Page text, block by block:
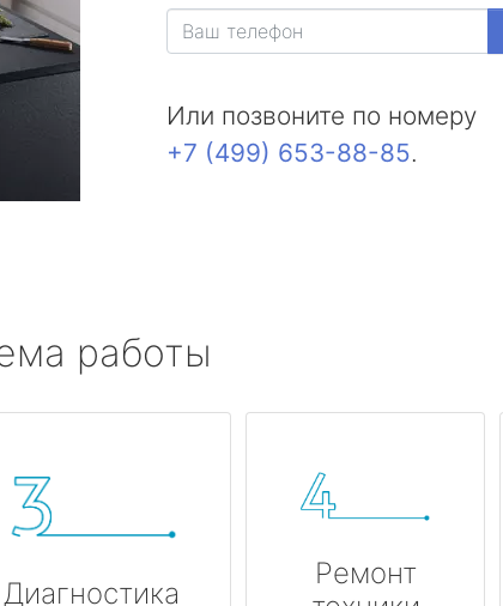
Или позвоните по номеру
+7 (499) 653-88-85.
работы
Диагностика
Ремонт